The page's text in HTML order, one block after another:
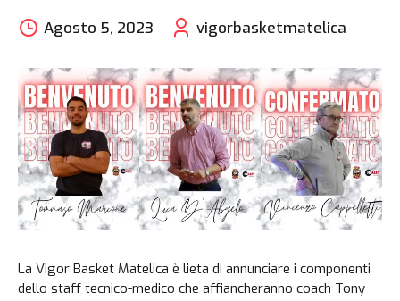
Agosto 5, 2023 vigorbasketmatelica
La Vigor Basket Matelica è lieta di annunciare i componenti
dello staff tecnico-medico che affiancheranno coach Tony